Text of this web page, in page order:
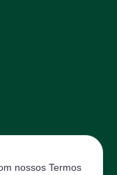
nossos Termos